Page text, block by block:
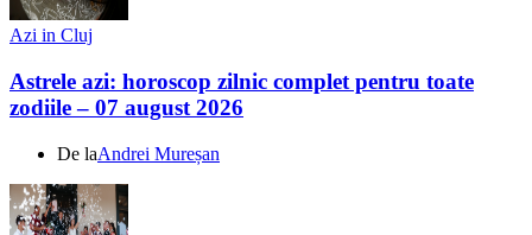
Azi in Cluj
Astrele azi: horoscop zilnic complet pentru toate
zodiile – 07 august 2026
De laAndrei Mureșan